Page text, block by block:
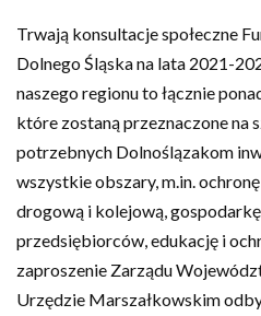
Trwają konsultacje społeczne
Dolnego Śląska na lata 2021-
naszego regionu to łącznie
które zostaną przeznaczone na
potrzebnych Dolnoślązakom
wszystkie obszary, m.in.
drogową i kolejową,
przedsiębiorców, edukację i
zaproszenie Zarządu
Urzędzie Marszałkowskim